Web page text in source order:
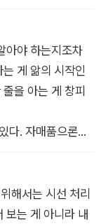
한다. 그리고 바닥
.
아야 하는지조차
게 앎의 시작인
을 아는 게 창피
다. 자매품으론
다’ 정도가 있겠
라도 시작해야
을 수 있다.
해서는 시선 처리
보는 게 아니라 내